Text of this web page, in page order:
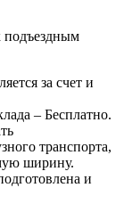
подъездным
за счет и
– Бесплатно.
транспорта,
ширину.
и